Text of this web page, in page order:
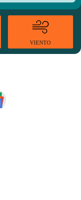
VIENTO